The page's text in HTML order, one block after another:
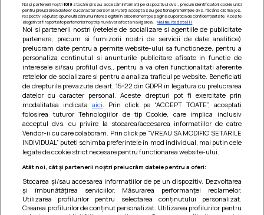
Paste integrale cu carne de pui in sos
de rosii
O mancare usoara, satioasa si gustoasa! Retete
dietetice
Noi și partenerii noștri 1019stocăm și/sau accesăm informații pe dispozitivul dvs., precum identificatorii cookie unici
pentru prelucrarea datelor cu caracter personal. Puteți accepta sau gestiona preferințele dvs. făcând clic mai jos,
respectiv vă puteți opune utilizării unui interes legitim în orice moment pe pagina cu politica de confidențialitate. Aceste
alegeri vor fi raportate partenerilor noștri și nu vă vor afecta navigarea.
Mai multe detalii
Noi si partenerii nostri (retelele de socializare si agentiile de publicitate
partenere, precum si furnizorii nostri de servicii de date analitice)
prelucram date pentru a permite website-ului sa functioneze, pentru a
personaliza continutul si anunturile publicitare afisate in functie de
interesele si/sau profilul dvs., pentru a va oferi functionalitati aferente
retelelor de socializare si pentru a analiza traficul pe website. Beneficiati
de drepturile prevazute de art. 15-22 din GDPR in legatura cu prelucrarea
datelor cu caracter personal. Aceste drepturi pot fi exercitate prin
modalitatea indicataaici . Prin click pe “ACCEPT TOATE”, acceptati
folosirea tuturor Tehnologiilor de tip Cookie, care implica inclusiv
acceptul dvs. cu privire la stocarea/accesarea informatiilor de catre
Vendor-ii cu care colaboram. Prin click pe “VREAU SA MODIFIC SETARILE
INDIVIDUAL” puteti schimba preferintele in mod individual, mai putin cele
legate de cookie strict necesare pentru functionarea website-ului.
Atât noi, cât și partenerii noștri prelucrăm datele pentru a oferi:
Stocarea și/sau accesarea informațiilor de pe un dispozitiv. Dezvoltarea
și îmbunătățirea serviciilor. Măsurarea performanței reclamelor.
Utilizarea profilurilor pentru selectarea conținutului personalizat.
Crearea profilurilor de conținut personalizat. Utilizarea profilurilor pentru